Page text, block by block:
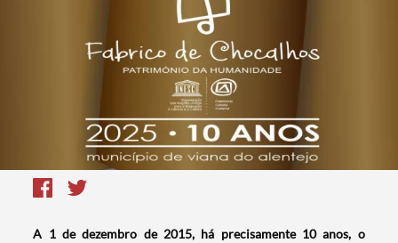
A 1 de dezembro de 2015, há precisamente 10 anos, o